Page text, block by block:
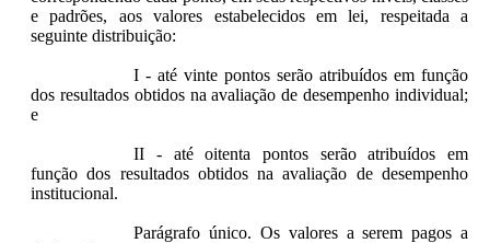
e padrões, aos valores estabelecidos em lei, respeitada a
seguinte distribuição:
I - até vinte pontos serão atribuídos em função
dos resultados obtidos na avaliação de desempenho individual;
e
II - até oitenta pontos serão atribuídos em
função dos resultados obtidos na avaliação de desempenho
institucional.
Parágrafo único. Os valores a serem pagos a